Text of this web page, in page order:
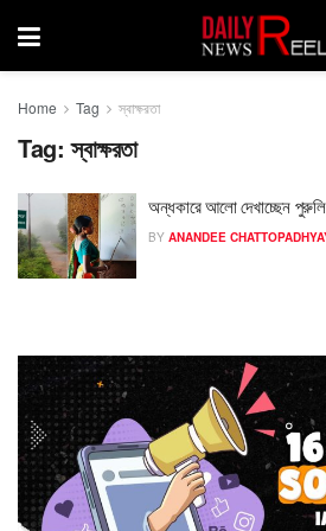
Home Tag স্বাক্ষরতা
Tag:স্বাক্ষরতা
অন্ধকারে আলো দেখাচ্ছেন
BY ANANDEE